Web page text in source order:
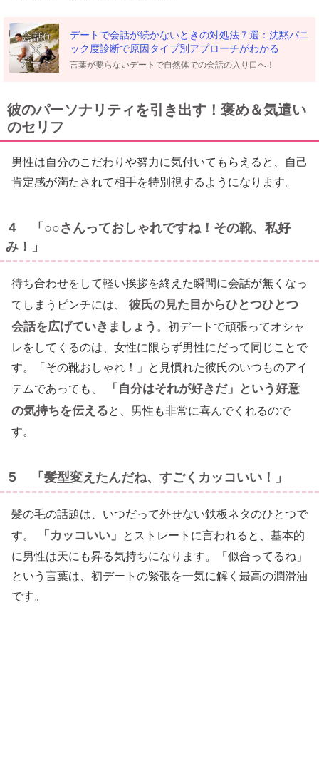
デートで会話が続かないときの対処法７選：沈黙パニ
ック度診断で原因タイプ別アプローチがわかる
言葉が要らないデートで自然体での会話の入り口へ！
彼のパーソナリティを引き出す！褒め＆気遣い
のセリフ
男性は自分のこだわりや努力に気付いてもらえると、自己
肯定感が満たされて相手を特別視するようになります。
４ 「○○さんっておしゃれですね！その靴、私好
み！」
待ち合わせをして軽い挨拶を終えた瞬間に会話が無くなっ
てしまうピンチには、
彼氏の見た目からひとつひとつ
会話を広げていきましょう 。初デートで頑張ってオシャ
レをしてくるのは、女性に限らず男性にだって同じことで
す。「その靴おしゃれ！」と見慣れた彼氏のいつものアイ
テムであっても、
「自分はそれが好きだ」という好意
の気持ちを伝えると、男性も非常に喜んでくれるので
す。
５ 「髪型変えたんだね、すごくカッコいい！」
髪の毛の話題は、いつだって外せない鉄板ネタのひとつで
す。
「カッコいい」
とストレートに言われると、基本的
に男性は天にも昇る気持ちになります。「似合ってるね」
という言葉は、初デートの緊張を一気に解く最高の潤滑油
です。